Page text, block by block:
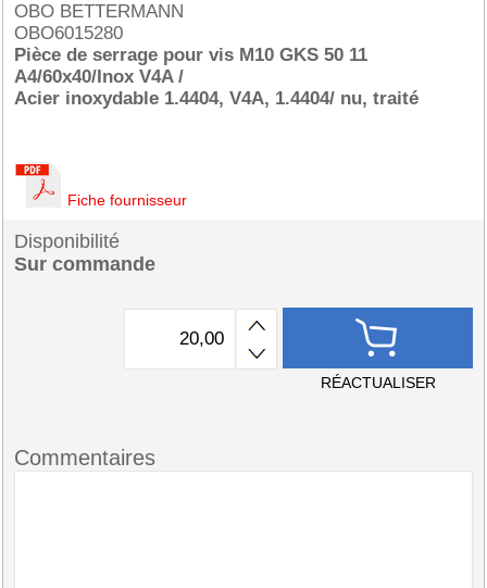
OBO BETTERMANN
OBO6015280
Pièce de serrage pour vis M10 GKS 50 11
A4/60x40/Inox V4A /
Acier inoxydable 1.4404, V4A, 1.4404/ nu, traité
Fiche fournisseur
Disponibilité
Sur commande
RÉACTUALISER
Commentaires